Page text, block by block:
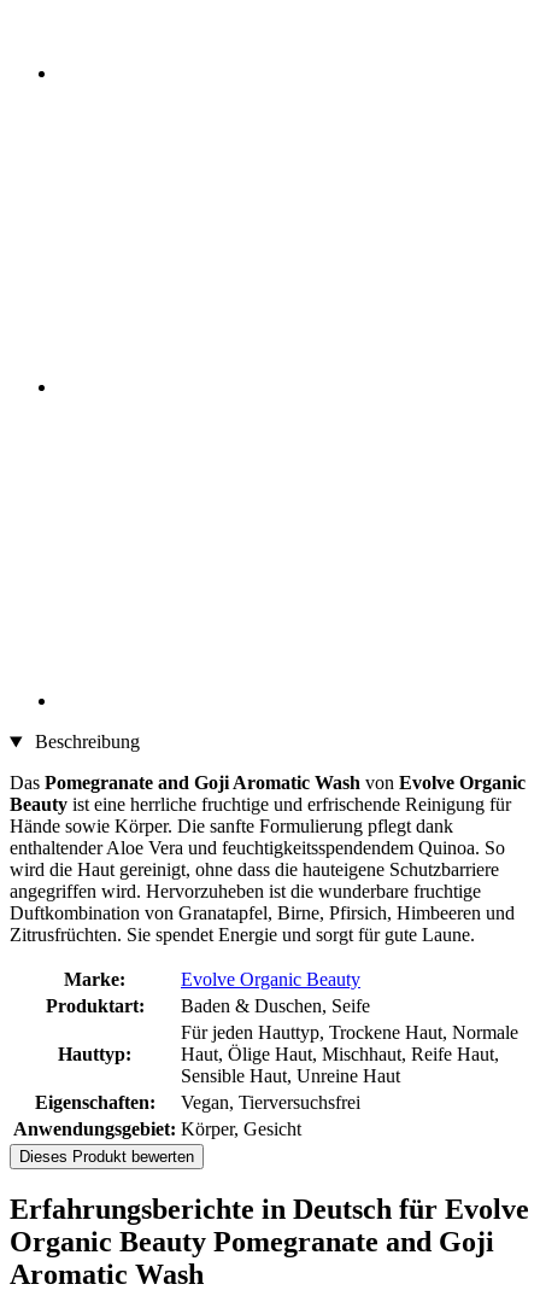
Beschreibung
Das Pomegranate and Goji Aromatic Wash von Evolve Organic
Beauty ist eine herrliche fruchtige und erfrischende Reinigung für
Hände sowie Körper. Die sanfte Formulierung pflegt dank
enthaltender Aloe Vera und feuchtigkeitsspendendem Quinoa. So
wird die Haut gereinigt, ohne dass die hauteigene Schutzbarriere
angegriffen wird. Hervorzuheben ist die wunderbare fruchtige
Duftkombination von Granatapfel, Birne, Pfirsich, Himbeeren und
Zitrusfrüchten. Sie spendet Energie und sorgt für gute Laune.
Marke:
Evolve Organic Beauty
Produktart:
Baden & Duschen, Seife
Hauttyp:
Für jeden Hauttyp, Trockene Haut, Normale
Haut, Ölige Haut, Mischhaut, Reife Haut,
Sensible Haut, Unreine Haut
Eigenschaften:
Vegan, Tierversuchsfrei
Anwendungsgebiet: Körper, Gesicht
Dieses Produkt bewerten
Erfahrungsberichte in Deutsch für Evolve
Organic Beauty Pomegranate and Goji
Aromatic Wash